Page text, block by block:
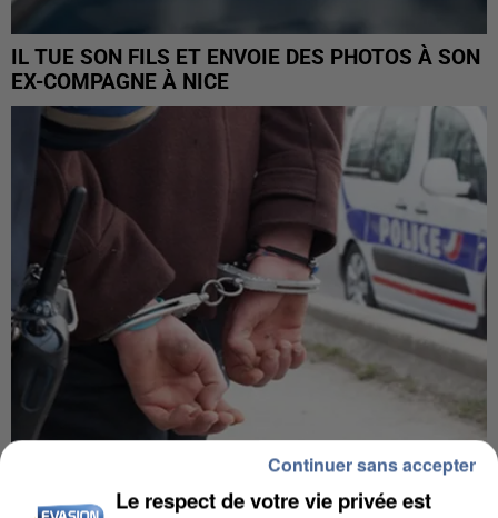
IL TUE SON FILS ET ENVOIE DES PHOTOS À SON
EX-COMPAGNE À NICE
MAFIA INTERPELLÉ EN ALGÉRIE
Le respect de votre vie privée est
Continuer sans accepter